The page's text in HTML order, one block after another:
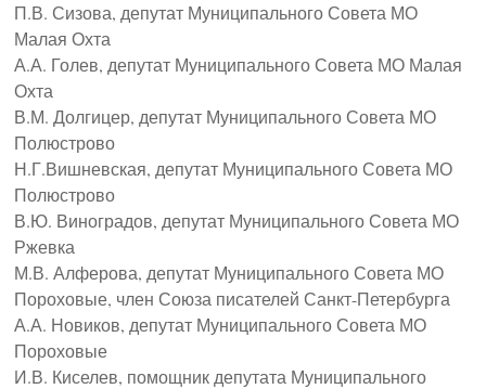
П.В. Сизова, депутат Муниципального Совета МО
Малая Охта
А.А. Голев, депутат Муниципального Совета МО Малая
Охта
В.М. Долгицер, депутат Муниципального Совета МО
Полюстрово
Н.Г.Вишневская, депутат Муниципального Совета МО
Полюстрово
В.Ю. Виноградов, депутат Муниципального Совета МО
Ржевка
М.В. Алферова, депутат Муниципального Совета МО
Пороховые, член Союза писателей Санкт-Петербурга
А.А. Новиков, депутат Муниципального Совета МО
Пороховые
И.В. Киселев, помощник депутата Муниципального